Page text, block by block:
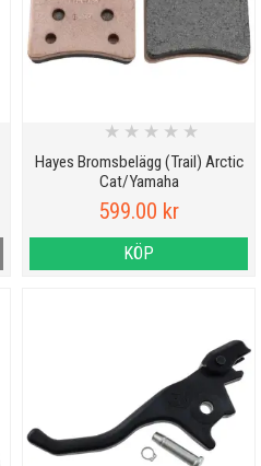
Hayes Bromsbelägg (Trail) Arctic
Cat/Yamaha
★ ★ ★ ★ ★
599.00 kr
KÖP